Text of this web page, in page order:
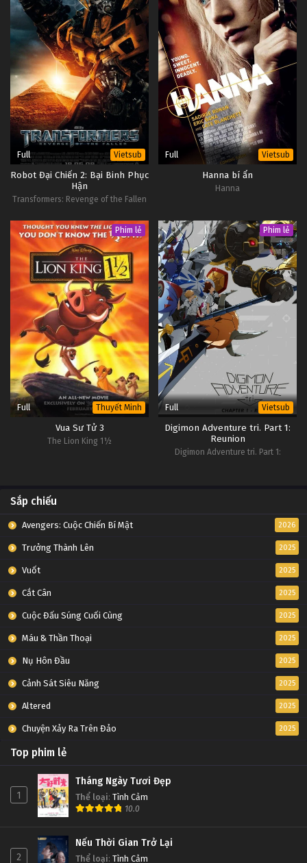
Full Vietsub
Robot Đại Chiến 2: Bại Binh Phục
Hận
Transformers: Revenge of the Fallen
Full Vietsub
Hanna bí ẩn
Hanna
Phim lẻ
Full Thuyết Minh
Vua Sư Tử 3
The Lion King 1½
Phim lẻ
Full Vietsub
Digimon Adventure tri. Part 1:
Reunion
Digimon Adventure tri. Part 1:
Sắp chiếu
Avengers: Cuộc Chiến Bí Mật 2026
Trưởng Thành Lên 2025
Vuốt 2025
Cắt Cân 2025
Cuộc Đấu Súng Cuối Cùng 2025
Máu & Thần Thoại 2025
Nụ Hôn Đầu 2025
Cảnh Sát Siêu Năng 2025
Altered 2025
Chuyện Xảy Ra Trên Đảo 2025
Top phim lẻ
1
Tháng Ngày Tươi Đẹp
Thể loại: Tình Cảm
10.0
2
Nếu Thời Gian Trở Lại
Thể loại: Tình Cảm